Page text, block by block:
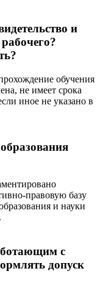
и
обучения
не имеет срока
иное не указано в
правовую базу
и науки
с
допуск